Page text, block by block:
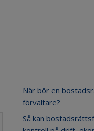
När bör en
förvaltare?
Så kan